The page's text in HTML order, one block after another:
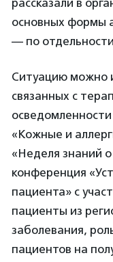
рассказали в
основных формы
— по
Ситуацию можно
связанных с
«Кожные и
«Неделя знаний
конференция
пациента» с
пациенты из
заболевания,
пациентов на